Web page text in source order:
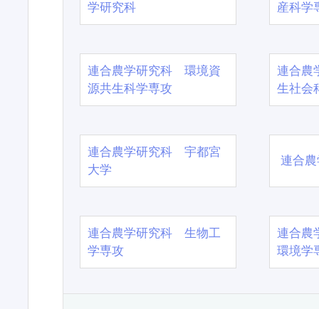
学研究科
産科学
連合農学研究科 環境資
源共生科学専攻
連合農
生社会
連合農学研究科 宇都宮
大学
連合
連合農学研究科 生物工
学専攻
連合農
環境学